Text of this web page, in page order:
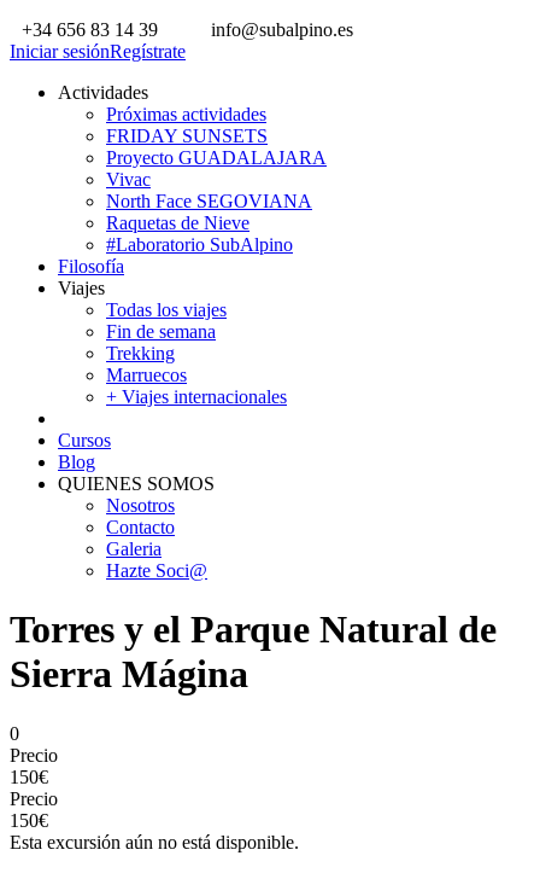
+34 656 83 14 39
info@subalpino.es
Iniciar sesiónRegístrate
Actividades
Próximas actividades
FRIDAY SUNSETS
Proyecto GUADALAJARA
Vivac
North Face SEGOVIANA
Raquetas de Nieve
#Laboratorio SubAlpino
Filosofía
Viajes
Todas los viajes
Fin de semana
Trekking
Marruecos
+ Viajes internacionales
Cursos
Blog
QUIENES SOMOS
Nosotros
Contacto
Galeria
Hazte Soci@
Torres y el Parque Natural de
Sierra Mágina
0
Precio
150€
Precio
150€
Esta excursión aún no está disponible.